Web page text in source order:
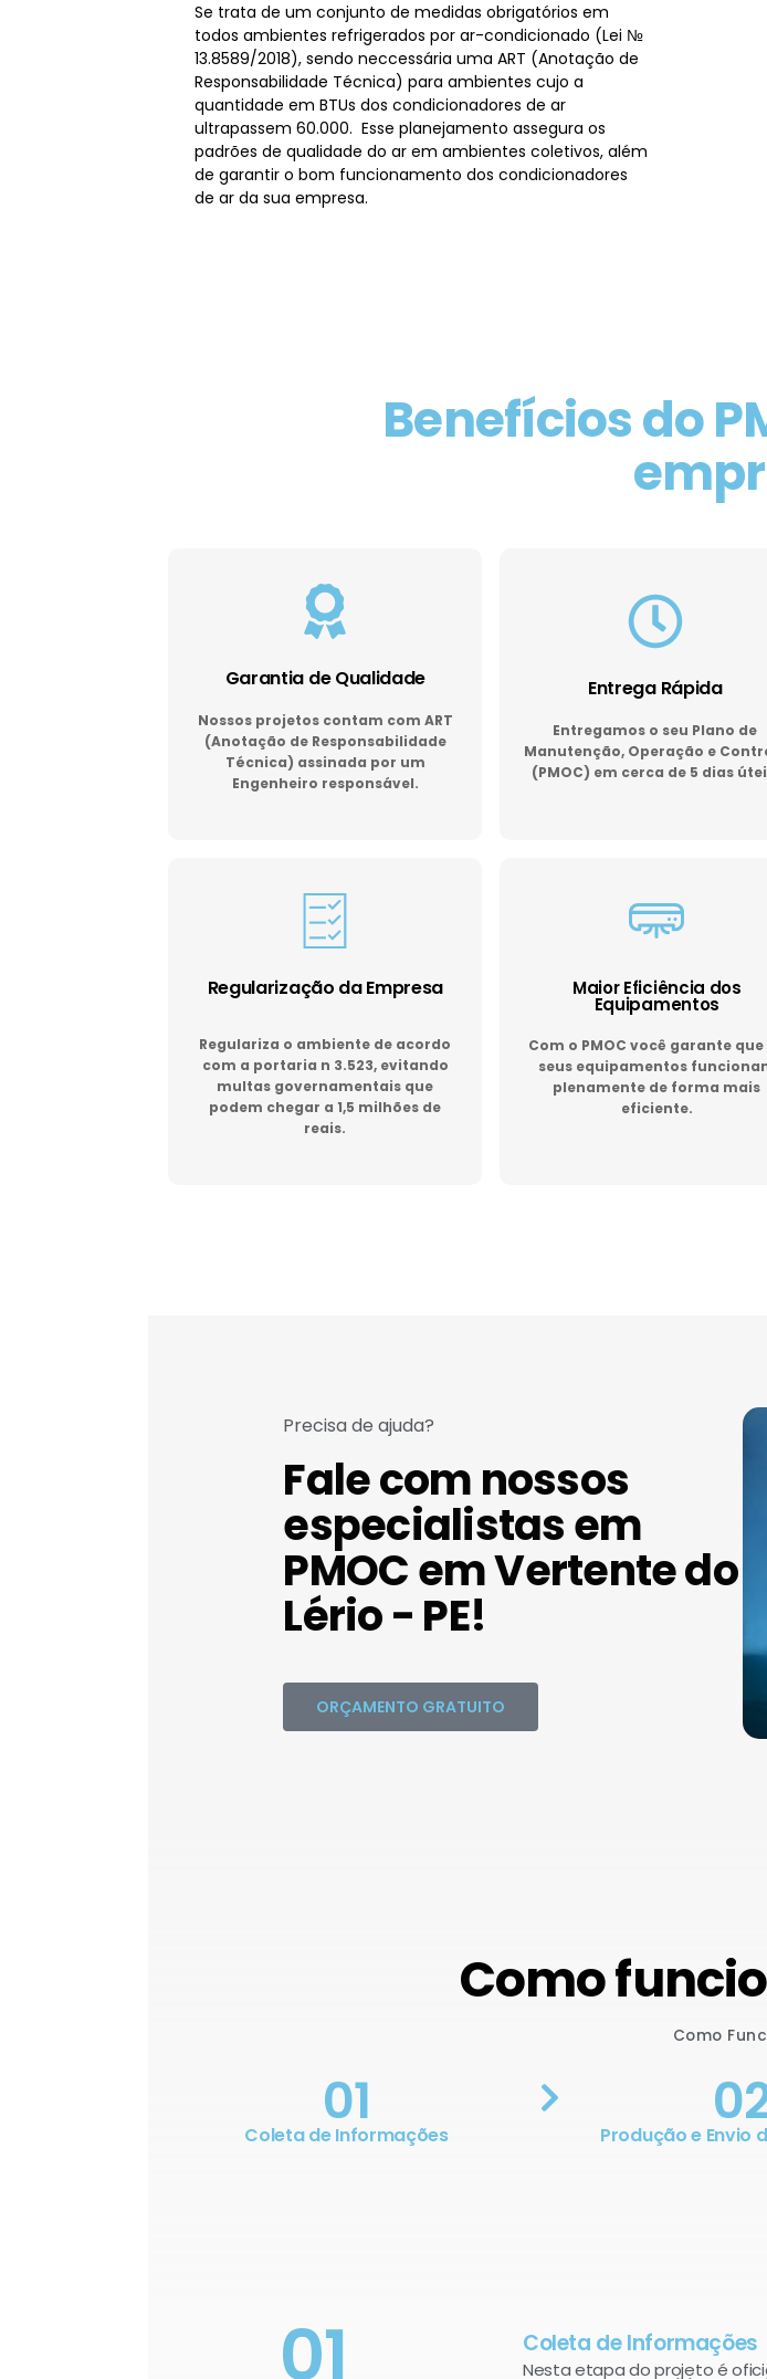
Se trata de um conjunto de medidas obrigatórios em
todos ambientes refrigerados por ar-condicionado (Lei №
13.8589/2018), sendo neccessária uma ART (Anotação de
Responsabilidade Técnica) para ambientes cujo a
quantidade em BTUs dos condicionadores de ar
ultrapassem 60.000. Esse planejamento assegura os
padrões de qualidade do ar em ambientes coletivos, além
de garantir o bom funcionamento dos condicionadores
de ar da sua empresa.
Benefícios do
Garantia de Qualidade
Nossos projetos contam com ART
(Anotação de Responsabilidade
Técnica) assinada por um
Engenheiro responsável.
Entrega Rápida
Entregamos o seu Plano de
Manutenção, Operação e
(PMOC) em cerca de 5 dias
Regularização da Empresa
Regulariza o ambiente de acordo
com a portaria n 3.523, evitando
multas governamentais que
podem chegar a 1,5 milhões de
reais.
Maior Eficiência dos
Equipamentos
Com o PMOC você garante que
seus equipamentos
plenamente de forma mais
eficiente.
Precisa de ajuda?
Fale com nossos
especialistas em
PMOC em Vertente do
Lério - PE!
ORÇAMENTO GRATUITO
Como
Como
01
Coleta de Informações Produção e Envio
01 Coleta de Informações
Nesta etapa do projeto é